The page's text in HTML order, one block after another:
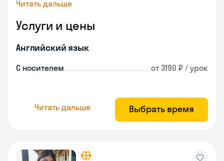
Читать дальше
Услуги и цены
Английский язык
С носителем от 3190 ₽ / урок
Читать дальше Выбрать время